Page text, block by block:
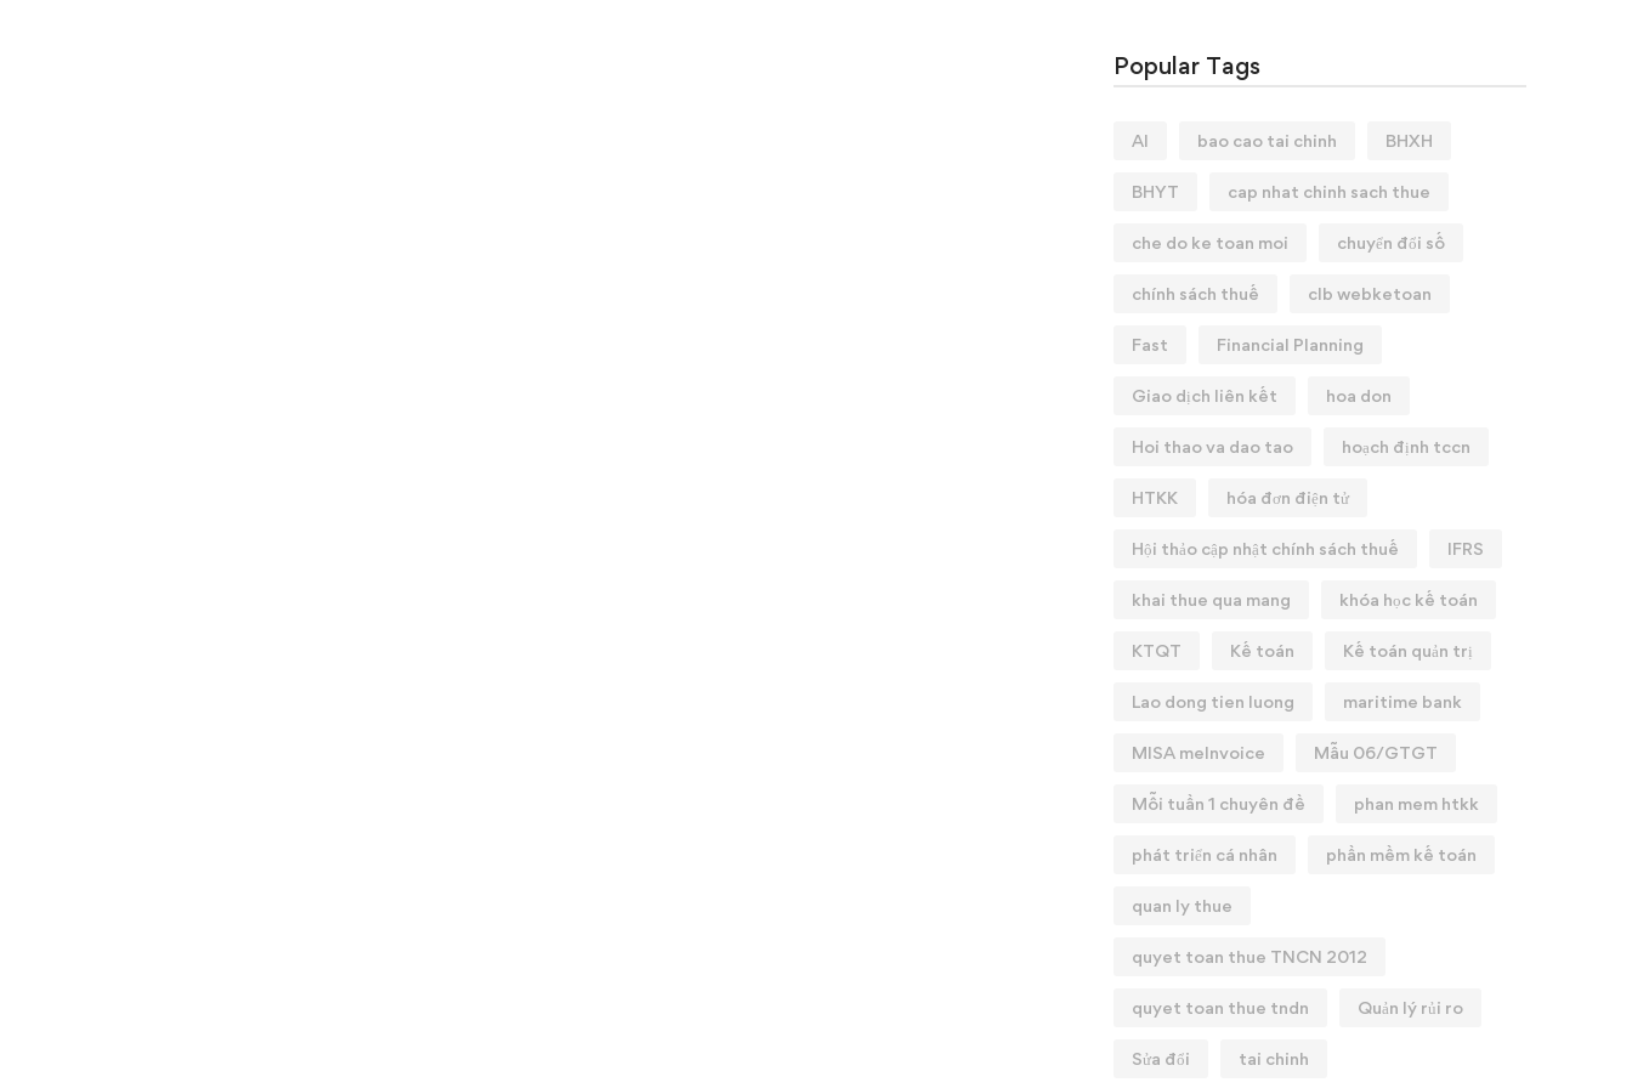
Popular Tags
AI bao cao tai chinh BHXH
BHYT cap nhat chinh sach thue
che do ke toan moi chuyển đổi số
chính sách thuế clb webketoan
Fast Financial Planning
Giao dịch liên kết hoa don
Hoi thao va dao tao hoạch định tccn
HTKK hóa đơn điện tử
Hội thảo cập nhật chính sách thuế IFRS
khai thue qua mang khóa học kế toán
KTQT Kế toán Kế toán quản trị
Lao dong tien luong maritime bank
MISA meInvoice Mẫu 06/GTGT
Mỗi tuần 1 chuyên đề phan mem htkk
phát triển cá nhân phần mềm kế toán
quan ly thue
quyet toan thue TNCN 2012
quyet toan thue tndn Quản lý rủi ro
Sửa đổi tai chinh